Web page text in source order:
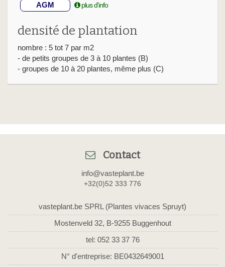
AGM plus d'info
densité de plantation
nombre : 5 tot 7 par m2
- de petits groupes de 3 à 10 plantes (B)
- groupes de 10 à 20 plantes, même plus (C)
Contact
info@vasteplant.be
+32(0)52 333 776
vasteplant.be SPRL (Plantes vivaces Spruyt)
Mostenveld 32, B-9255 Buggenhout
tel: 052 33 37 76
N° d'entreprise: BE0432649001